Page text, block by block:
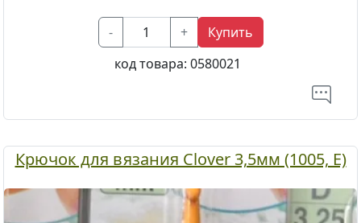
- +
Купить
код товара: 0580021
Крючок для вязания Clover 3,5мм (1005, Е)